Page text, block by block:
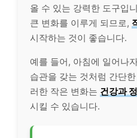
올 수 있는 강력한 도구입
큰 변화를 이루게 되므로,
시작하는 것이 좋습니다.
예를 들어, 아침에 일어나
습관을 갖는 것처럼 간단
러한 작은 변화는 건강과
시킬 수 있습니다.